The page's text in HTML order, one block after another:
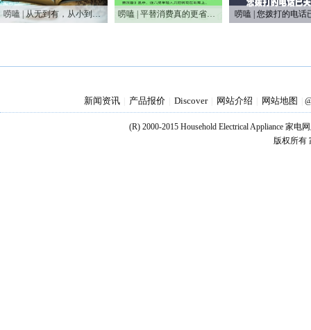
唠嗑 | 从无到有，从小到大，75年家电之变 唠嗑 | 平替消费真的更省钱吗？ 唠嗑 | 您拨打的电话
新闻资讯 产品报价 Discover 网站介绍 网站地图
(R) 2000-2015 Household Electrical Appliance 家电
版权所有